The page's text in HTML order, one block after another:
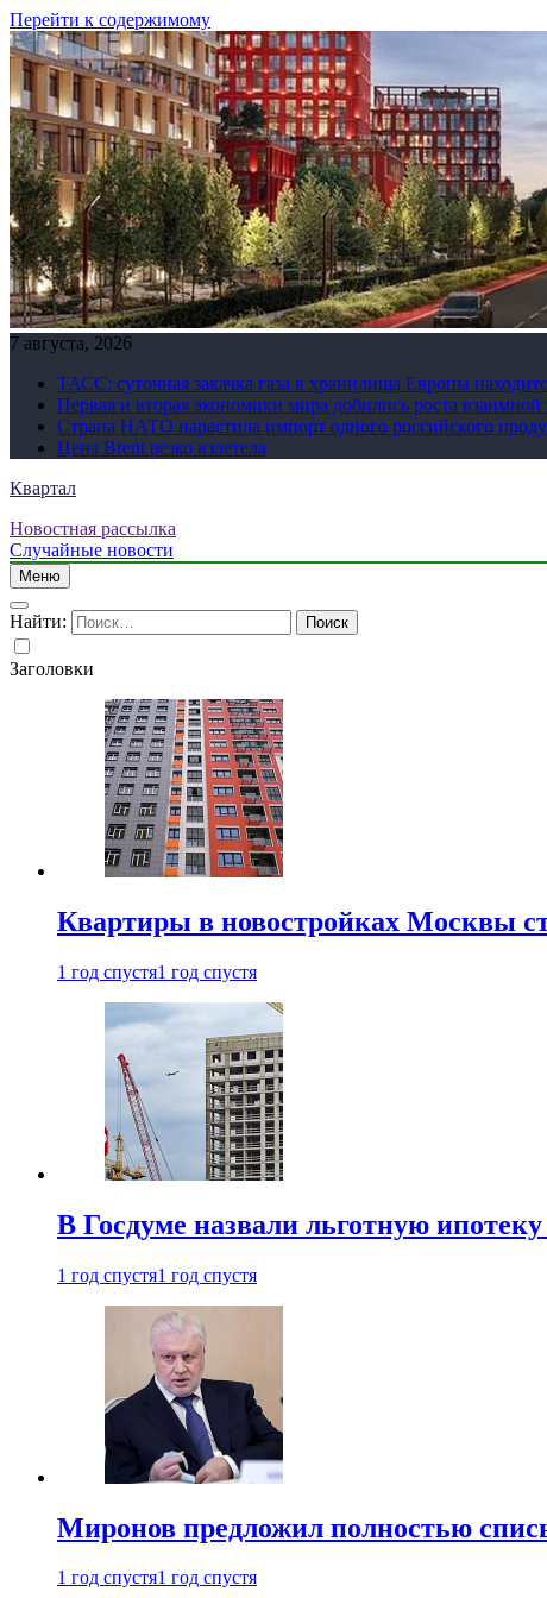
Перейти к содержимому
7 августа, 2026
ТАСС: суточная закачка газа в хранилища Европы
Первая и вторая экономики мира добились роста взаимной
Страна НАТО нарастила импорт одного российского
Цена Brent резко взлетела
Квартал
Новостная рассылка
Случайные новости
Меню
Найти:
Заголовки
Квартиры в новостройках Москвы
1 год спустя1 год спустя
В Госдуме назвали льготную
1 год спустя1 год спустя
Миронов предложил полностью
1 год спустя1 год спустя